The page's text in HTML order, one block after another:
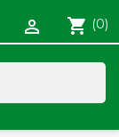
shopping_cart (0)
